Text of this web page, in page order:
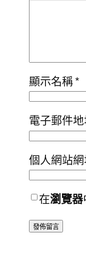
顯示名稱*
電子郵件
個人網站
在瀏覽器